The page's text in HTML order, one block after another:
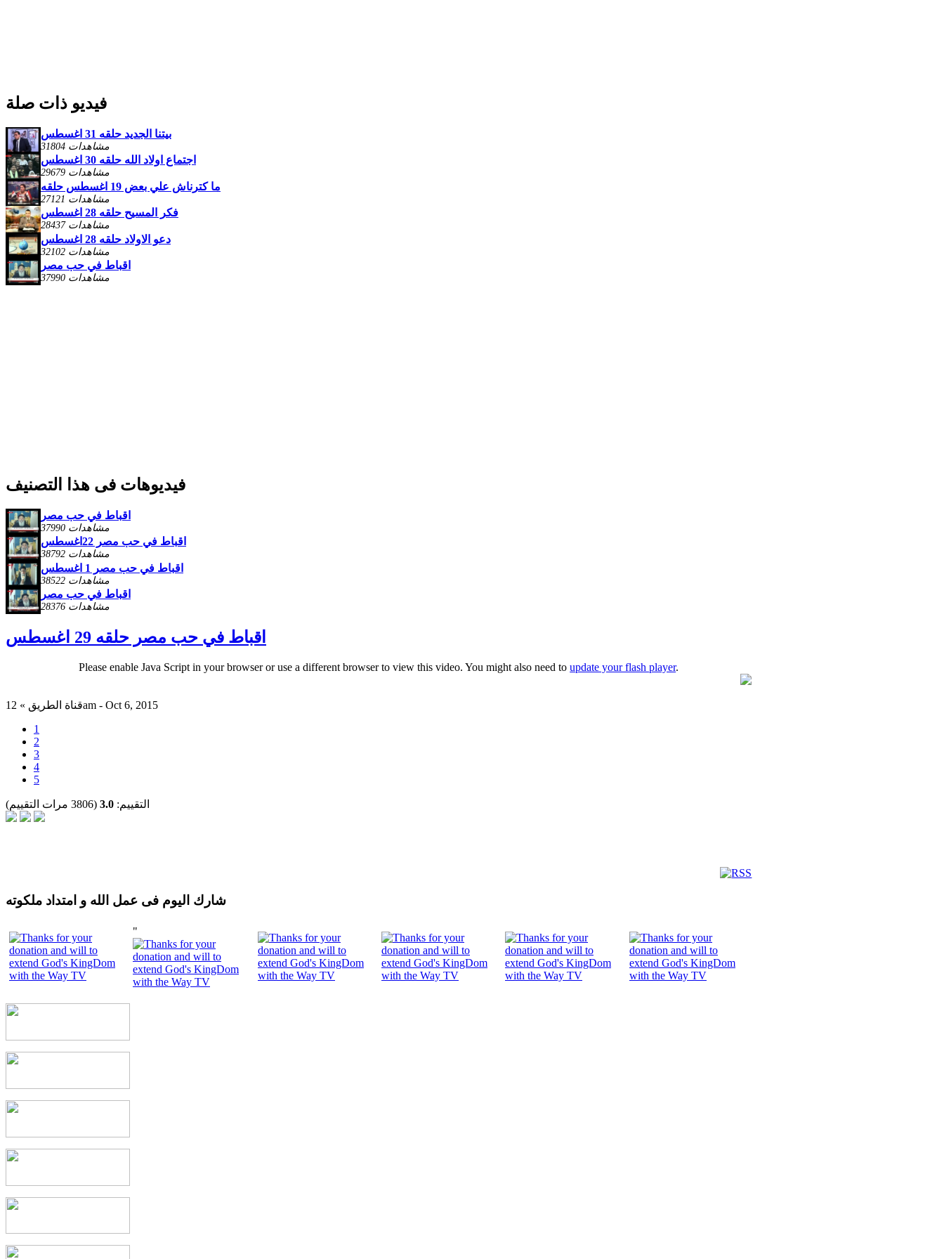
فيديو ذات صلة
بيتنا الجديد حلقه 31 اغسطس
31804 مشاهدات
اجتماع اولاد الله حلقه 30 اغسطس
29679 مشاهدات
ما كترناش علي بعض 19 اغسطس حلقه
27121 مشاهدات
فكر المسيح حلقه 28 اغسطس
28437 مشاهدات
دعو الاولاد حلقه 28 اغسطس
32102 مشاهدات
اقباط في حب مصر
37990 مشاهدات
فيديوهات فى هذا التصنيف
اقباط في حب مصر
37990 مشاهدات
اقباط في حب مصر 22اغسطس
38792 مشاهدات
اقباط في حب مصر 1 اغسطس
38522 مشاهدات
اقباط في حب مصر
28376 مشاهدات
اقباط في حب مصر حلقه 29 اغسطس
Please enable Java Script in your browser or use a different browser to view this video. You might also need toupdate your flash player.
قناة الطريق » 12am - Oct 6, 2015
1
2
3
4
5
التقييم: 3.0 (3806 مرات التقييم)
شارك اليوم فى عمل الله و امتداد ملكوته
"